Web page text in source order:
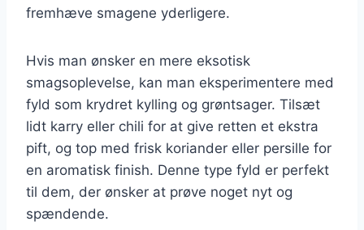
fremhæve smagene yderligere.
Hvis man ønsker en mere eksotisk
smagsoplevelse, kan man eksperimentere med
fyld som krydret kylling og grøntsager. Tilsæt
lidt karry eller chili for at give retten et ekstra
pift, og top med frisk koriander eller persille for
en aromatisk finish. Denne type fyld er perfekt
til dem, der ønsker at prøve noget nyt og
spændende.